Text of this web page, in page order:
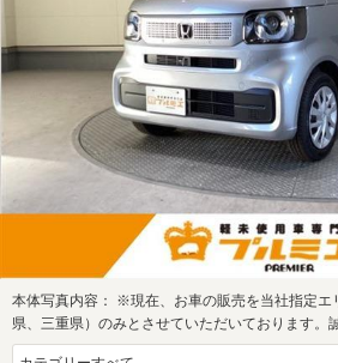
本体写真内容： ※現在、お車の販売を当社指定エ
県、三重県）のみとさせていただいております。
協力を賜り…